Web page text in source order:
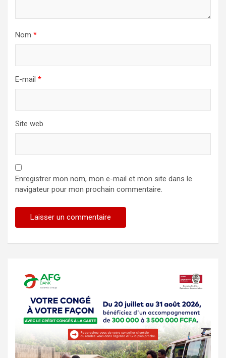
Nom *
E-mail *
Site web
Enregistrer mon nom, mon e-mail et mon site dans le
navigateur pour mon prochain commentaire.